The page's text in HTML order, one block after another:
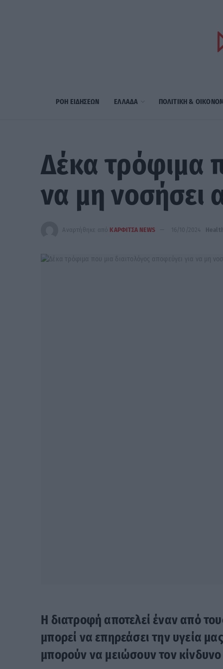
ΡΟΗ ΕΙΔΗΣΕΩΝ ΕΛΛΑΔΑ ΠΟΛΙΤΙΚΗ &
Δέκα τρόφιμα
να μη νοσήσει
Αναρτήθηκε από ΚΑΡΦΙΤΣΑ NEWS 16/10/2024
Η διατροφή αποτελεί έναν από
μπορεί να επηρεάσει την υγεία
μπορούν να μειώσουν τον